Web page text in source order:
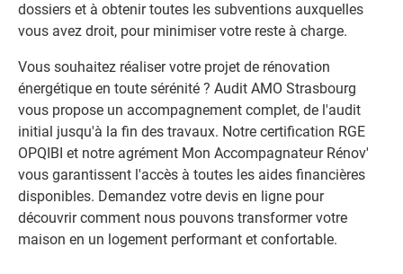
dossiers et à obtenir toutes les subventions auxquelles
vous avez droit, pour minimiser votre reste à charge.
Vous souhaitez réaliser votre projet de rénovation
énergétique en toute sérénité ? Audit AMO Strasbourg
vous propose un accompagnement complet, de l'audit
initial jusqu'à la fin des travaux. Notre certification RGE
OPQIBI et notre agrément Mon Accompagnateur Rénov'
vous garantissent l'accès à toutes les aides financières
disponibles. Demandez votre devis en ligne pour
découvrir comment nous pouvons transformer votre
maison en un logement performant et confortable.